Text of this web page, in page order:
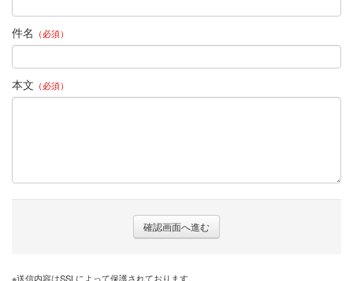
＊いぬブーケ＆ねこブーケ
プロフィール
件名 （必須）
本文 （必須）
※送信内容はSSLによって保護されております。